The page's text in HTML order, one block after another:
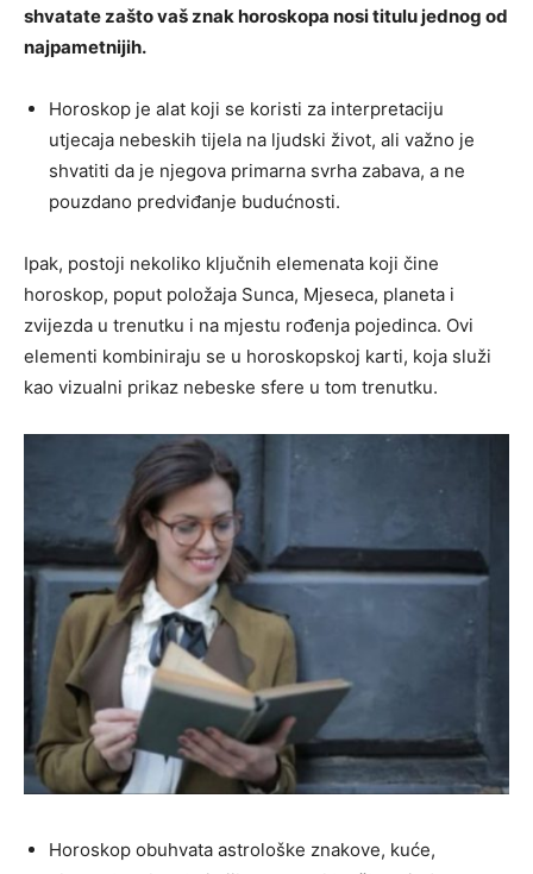
shvatate zašto vaš znak horoskopa nosi titulu jednog od
najpametnijih.
Horoskop je alat koji se koristi za interpretaciju
utjecaja nebeskih tijela na ljudski život, ali važno je
shvatiti da je njegova primarna svrha zabava, a ne
pouzdano predviđanje budućnosti.
Ipak, postoji nekoliko ključnih elemenata koji čine
horoskop, poput položaja Sunca, Mjeseca, planeta i
zvijezda u trenutku i na mjestu rođenja pojedinca. Ovi
elementi kombiniraju se u horoskopskoj karti, koja služi
kao vizualni prikaz nebeske sfere u tom trenutku.
Horoskop obuhvata astrološke znakove, kuće,